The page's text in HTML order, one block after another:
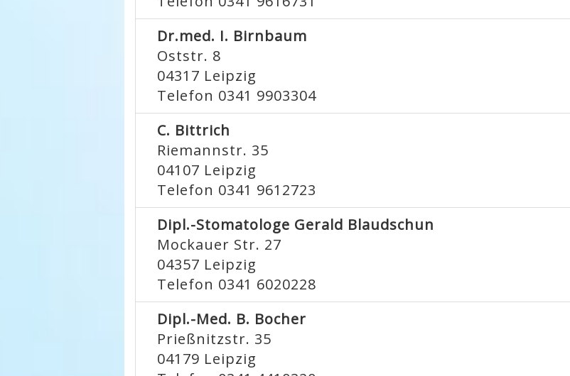
Dr.med. I. Birnbaum
Oststr. 8
04317 Leipzig
Telefon 0341 9903304
C. Bittrich
Riemannstr. 35
04107 Leipzig
Telefon 0341 9612723
Dipl.-Stomatologe Gerald Blaudschun
Mockauer Str. 27
04357 Leipzig
Telefon 0341 6020228
Dipl.-Med. B. Bocher
Prießnitzstr. 35
04179 Leipzig